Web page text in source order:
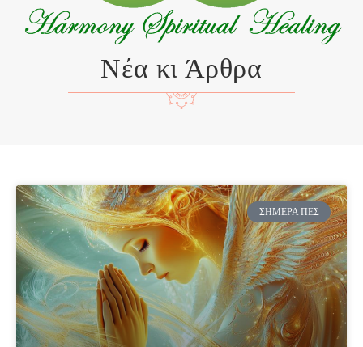
Νέα κι Άρθρα
ΣΉΜΕΡΑ ΠΕΣ